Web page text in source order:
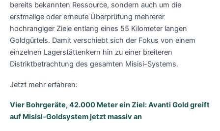
bereits bekannten Ressource, sondern auch um die
erstmalige oder erneute Überprüfung mehrerer
hochrangiger Ziele entlang eines 55 Kilometer langen
Goldgürtels. Damit verschiebt sich der Fokus von einem
einzelnen Lagerstättenkern hin zu einer breiteren
Distriktbetrachtung des gesamten Misisi-Systems.
Jetzt mehr erfahren:
Vier Bohrgeräte, 42.000 Meter ein Ziel: Avanti Gold greift
auf Misisi-Goldsystem jetzt massiv an